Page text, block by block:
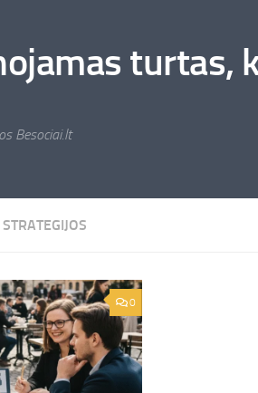
Besociai.lt
0